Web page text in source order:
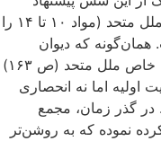
کارشناسان سازمان ملل متحد با منشور ملل متحد (مواد ۱۰ تا ۱۴ را
که دیوان
بین‌المللی دادگستری در قضیه‌ هزینه¬های خاص ملل متحد (ص ۱۶۳)
اولیه اما نه انحصاری
گذر زمان، مجمع
نموده که به روشن‌تر